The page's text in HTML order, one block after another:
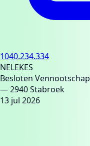
1040.234.334
NELEKES
Besloten Vennootschap
— 2940 Stabroek
13 jul 2026